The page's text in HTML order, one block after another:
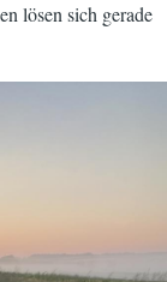
lösen sich gerade